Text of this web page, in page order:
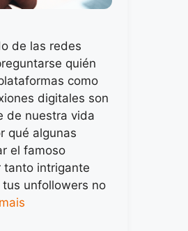
de las redes
quién
como
digitales son
de nuestra vida
qué algunas
el famoso
tanto intrigante
unfollowers no